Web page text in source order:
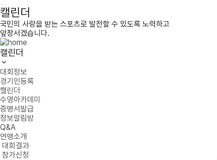
캘린더
국민의 사랑을 받는 스포츠로 발전할 수 있도록 노력하고
앞장서겠습니다.
캘린더
대회정보
경기인등록
캘린더
수영아카데미
증명서발급
정보알림방
Q&A
연맹소개
대회결과
참가신청